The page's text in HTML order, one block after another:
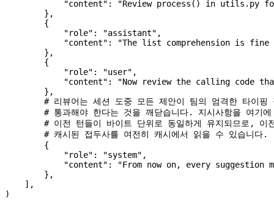
            "content"
:
"Review process() in utils.py
        },
        {
            "role"
: "assistant" ,
            "content"
:
"The list comprehension is
        },
        {
            "role"
: "user" ,
            "content"
:
"Now review the calling code
        },
# 리뷰어는 세션 도중 모든 제안이 팀의 엄격한 타이핑
# 통과해야 한다는 것을 깨닫습니다. 지시사항을 여기에
# 이전 턴들이 바이트 단위로 동일하게 유지되므로, 이
        # 캐시된 접두사를 여전히 캐시에서 읽을 수 있습니다.
        {
            "role"
: "system" ,
            "content"
:
"From now on, every
        },
    ],
)